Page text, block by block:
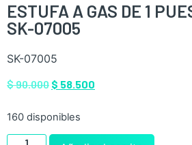
ESTUFA A GAS DE 1
SK-07005
SK-07005
$90.000 $ 58.500
160 disponibles